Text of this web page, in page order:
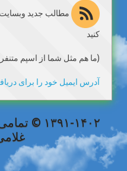
مطالب جدید
کنید
(ما هم مثل شما از اسپم
آدرس ایمیل خود را برای
۱۳۹۱-